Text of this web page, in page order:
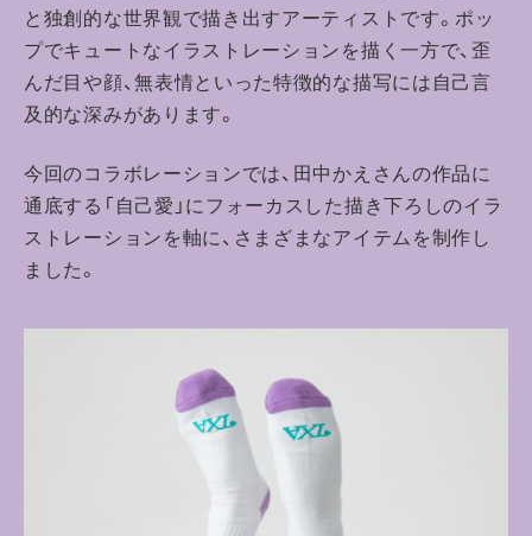
と独創的な世界観で描き出すアーティストです。ポッ
プでキュートなイラストレーションを描く一方で、歪
んだ目や顔、無表情といった特徴的な描写には自己言
及的な深みがあります。
今回のコラボレーションでは、田中かえさんの作品に
通底する「自己愛」にフォーカスした描き下ろしのイラ
ストレーションを軸に、さまざまなアイテムを制作し
ました。